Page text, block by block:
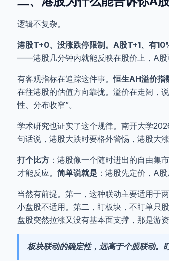
逻辑不复杂。
港股T+0、没涨跌停限制。A股T+1、有
——港股几分钟内就能反映在股价上，A股
有客观指标在追踪这件事。恒生AH溢价指
在往港股的估值方向靠拢。溢价在走阔，
性、分布收窄”。
学术研究也证实了这个规律。南开大学
句话说，港股大跌时要格外警惕，港股大
打个比方 ：港股像一个随时进出的自由集
才能反应。 简单说就是 ：港股先定价，A股
当然有前提。第一，这种联动主要适用于
小盘股不适用。第二，盯板块，不盯单只
盘股突然拉涨又没有基本面支撑，那是游
板块联动的确定性，远高于个股联动。